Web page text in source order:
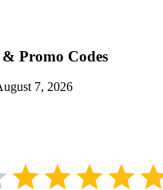
Promo Codes
7, 2026